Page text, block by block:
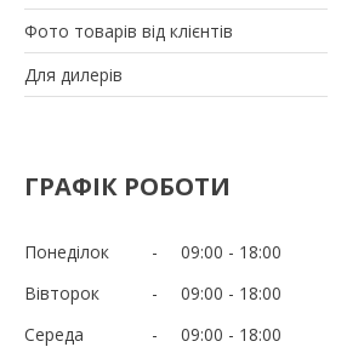
Фото товарів від клієнтів
Для дилерів
ГРАФІК РОБОТИ
Понеділок 09:00
18:00
Вівторок
09:00
18:00
Середа
09:00
18:00